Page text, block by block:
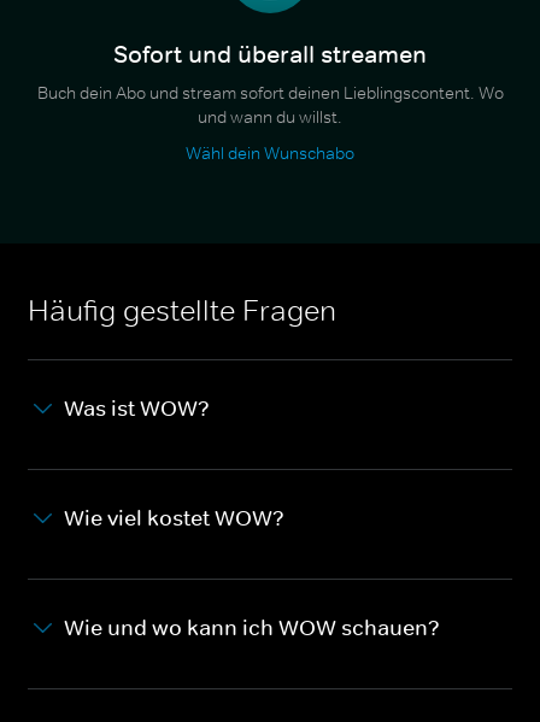
Sofort und überall streamen
Buch dein Abo und stream sofort deinen Lieblingscontent. Wo
und wann du willst.
Wähl dein Wunschabo
Häufig gestellte Fragen
Was ist WOW?
Wie viel kostet WOW?
Wie und wo kann ich WOW schauen?